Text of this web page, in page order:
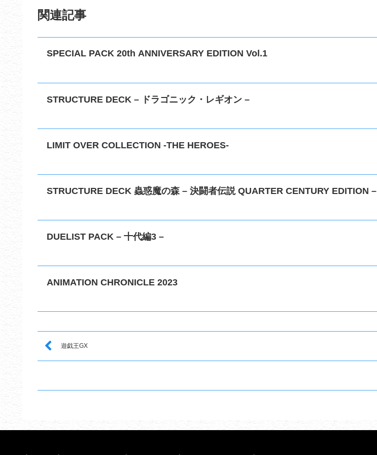
関連記事
SPECIAL PACK 20th ANNIVERSARY EDITION Vol.1
STRUCTURE DECK – ドラゴニック・レギオン –
LIMIT OVER COLLECTION -THE HEROES-
STRUCTURE DECK 蟲惑魔の森 – 決闘者伝説 QUARTER CENTURY EDITION –
DUELIST PACK – 十代編3 –
ANIMATION CHRONICLE 2023
遊戯王GX